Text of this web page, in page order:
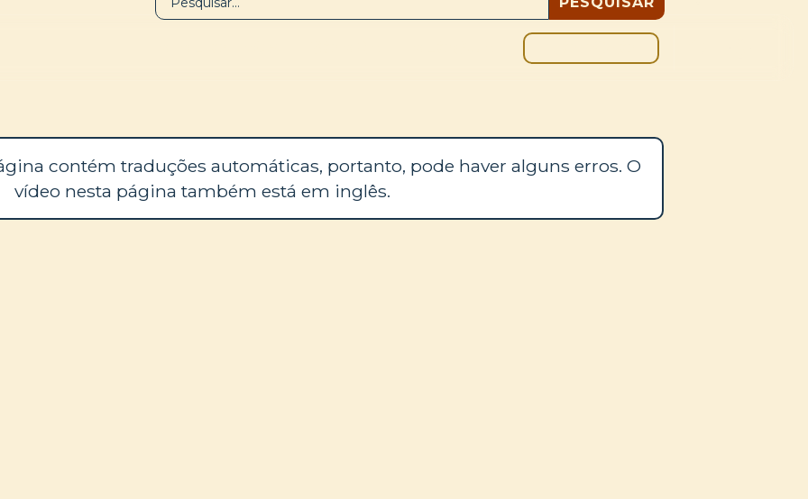
contém traduções automáticas, portanto, pode haver alguns erros. O
vídeo nesta página também está em inglês.